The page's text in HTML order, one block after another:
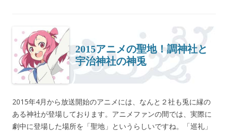
2015アニメの聖地！調神社と
宇治神社の神兎
2015年4月から放送開始のアニメには、なんと２社も兎に縁の
ある神社が登場しております。アニメファンの間では、実際に
劇中に登場した場所を「聖地」というらしいですね。「巡礼」